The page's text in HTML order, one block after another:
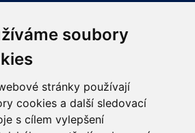
soubory
stránky používají
cookies a další sledovací
s cílem vylepšení
ODKAZY
PRO LÉKAŘE